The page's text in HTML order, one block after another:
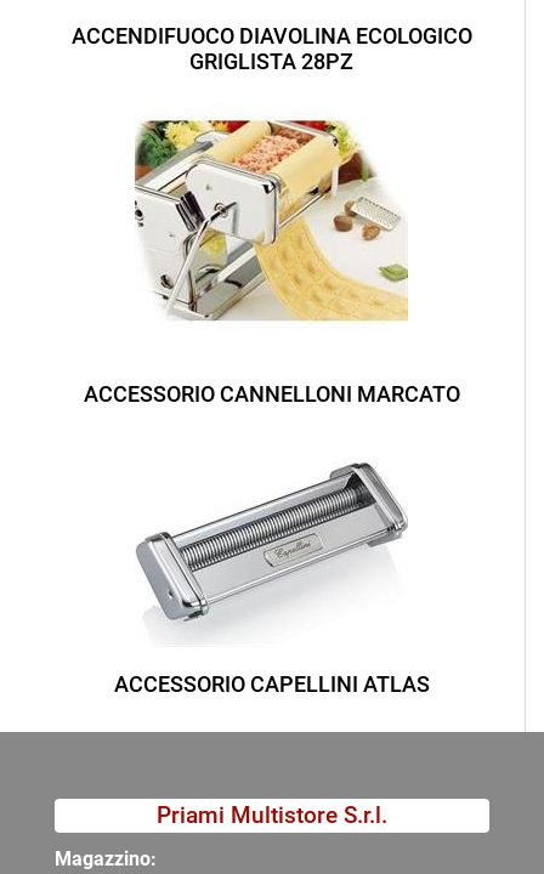
ACCENDIFUOCO DIAVOLINA ECOLOGICO
GRIGLISTA 28PZ
ACCESSORIO CANNELLONI MARCATO
ACCESSORIO CAPELLINI ATLAS
Priami Multistore S.r.l.
Magazzino: